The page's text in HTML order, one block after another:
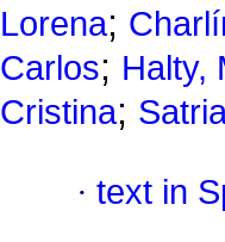
Lorena;
Carlos; Halty,
Cristina;
· text in